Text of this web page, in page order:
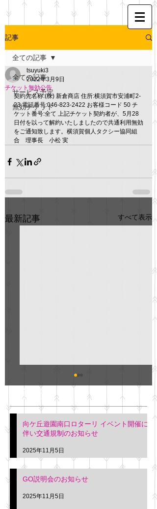
記事
全ての記事
サービス予定
無効チケット
全ての記事
チケット無効公告
tsuyuki3
2022年3月9日
契約先名称:(株) 新倉商店 住所:横須賀市安浦町2-
23 電話番号:046-823-2422 お客様コード 50 チ
ケット番号:全て 上記チケット契約者が、5月28
日付を以って解約いたしましたので共通利用無効
をご通知致します。横須賀個人タクシー協同組
合　理事長　小松 実
最新記事 すべて表示
明日(11月6日)午後3時～5
階会議室にてGOの説明会
を行います。 神奈川個人
タクシー協同組合 専務 佐
久間
最新記事
向ケ丘遊園南口ロターリ イベント開催に
伴い交通規制のお知らせ
2025年11月5日
GO説明会のお知らせ
2025年11月5日